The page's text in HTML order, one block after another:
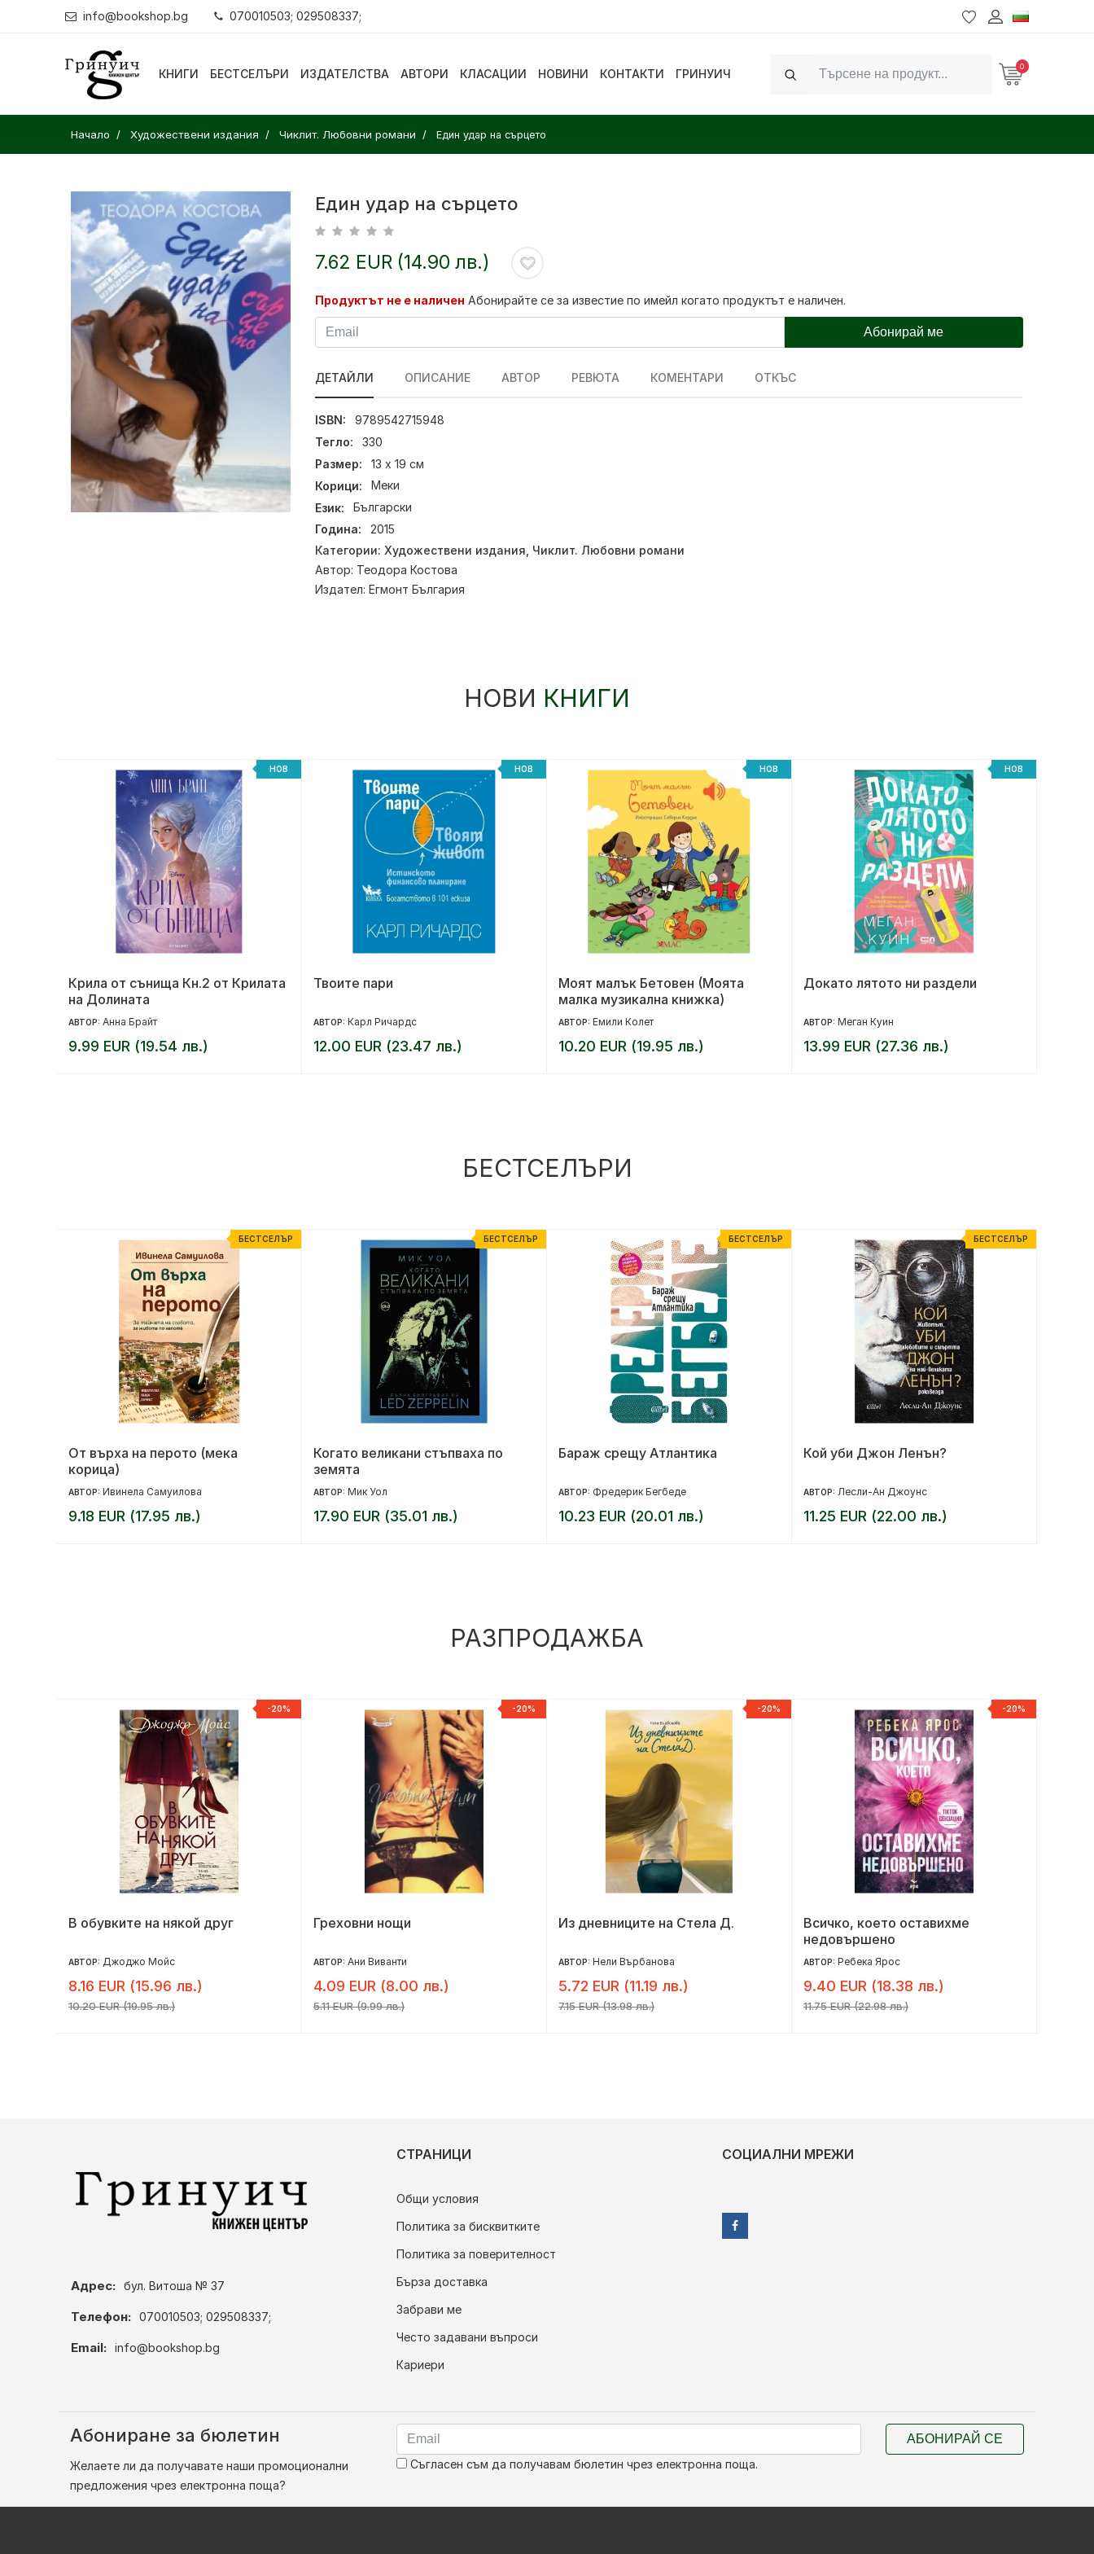
info@bookshop.bg 070010503; 029508337;
КНИГИ БЕСТСЕЛЪРИ ИЗДАТЕЛСТВА АВТОРИ КЛАСАЦИИ НОВИНИ КОНТАКТИ ГРИНУИЧ
Search
0
Начало Художествени издания Чиклит. Любовни романи Един удар на сърцето
Един удар на сърцето
7.62 EUR (14.90 лв.)
Продуктът не е наличен Абонирайте се за известие по имейл когато продуктът е наличен.
Абонирай ме
ДЕТАЙЛИ ОПИСАНИЕ АВТОР РЕВЮТА КОМЕНТАРИ ОТКЪС
ISBN:
9789542715948
Тегло:
330
Размер:
13 x 19 см
Корици:
Меки
Език:
Български
Година:
2015
Категории: Художествени издания Чиклит. Любовни романи
Автор: Теодора Костова
Издател: Егмонт България
НОВИ КНИГИ
НОВ
Крила от сънища Кн.2 от Крилата
на Долината
АВТОР: Анна Брайт
9.99 EUR (19.54 лв.)
НОВ
Твоите пари
АВТОР: Карл Ричардс
12.00 EUR (23.47 лв.)
НОВ
Моят малък Бетовен (Моята
малка музикална книжка)
АВТОР: Емили Колет
10.20 EUR (19.95 лв.)
НОВ
Докато лятото ни раздели
АВТОР: Меган Куин
13.99 EUR (27.36 лв.)
БЕСТСЕЛЪРИ
БЕСТСЕЛЪР
От върха на перото (мека
корица)
АВТОР: Ивинела Самуилова
9.18 EUR (17.95 лв.)
БЕСТСЕЛЪР
Когато великани стъпваха по
земята
АВТОР: Мик Уол
17.90 EUR (35.01 лв.)
БЕСТСЕЛЪР
Бараж срещу Атлантика
АВТОР: Фредерик Бегбеде
10.23 EUR (20.01 лв.)
БЕСТСЕЛЪР
Кой уби Джон Ленън?
АВТОР: Лесли-Ан Джоунс
11.25 EUR (22.00 лв.)
РАЗПРОДАЖБА
-20%
В обувките на някой друг
АВТОР: Джоджо Мойс
8.16 EUR (15.96 лв.)
10.20 EUR (19.95 лв.)
-20%
Греховни нощи
АВТОР: Ани Виванти
4.09 EUR (8.00 лв.)
5.11 EUR (9.99 лв.)
-20%
Из дневниците на Стела Д.
АВТОР: Нели Върбанова
5.72 EUR (11.19 лв.)
7.15 EUR (13.98 лв.)
-20%
Всичко, което оставихме
недовършено
АВТОР: Ребека Ярос
9.40 EUR (18.38 лв.)
11.75 EUR (22.98 лв.)
Адрес: бул. Витоша № 37
Телефон: 070010503; 029508337;
Email: info@bookshop.bg
СТРАНИЦИ
Общи условия
Политика за бисквитките
Политика за поверителност
Бърза доставка
Забрави ме
Често задавани въпроси
Кариери
СОЦИАЛНИ МРЕЖИ
Абониране за бюлетин
Желаете ли да получавате наши промоционални
предложения чрез електронна поща?
Съгласен съм да получавам бюлетин чрез електронна поща.
АБОНИРАЙ СЕ